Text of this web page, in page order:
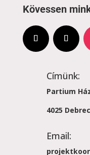
Kövessen
Címünk:
Partium
4025
Email: